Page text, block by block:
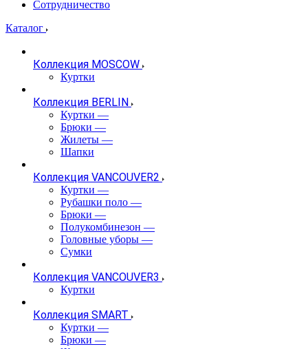
Сотрудничество
Каталог
Коллекция MOSCOW
Куртки
Коллекция BERLIN
Куртки —
Брюки —
Жилеты —
Шапки
Коллекция VANCOUVER2
Куртки —
Рубашки поло —
Брюки —
Полукомбинезон —
Головные уборы —
Сумки
Коллекция VANCOUVER3
Куртки
Коллекция SMART
Куртки —
Брюки —